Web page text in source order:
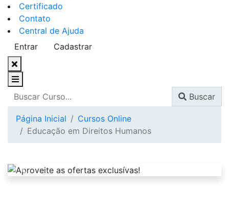
Certificado
Contato
Central de Ajuda
Entrar
Cadastrar
Buscar
Página Inicial
Cursos Online
Educação em Direitos Humanos